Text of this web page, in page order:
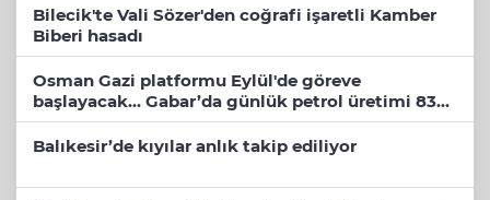
Bilecik'te Vali Sözer'den coğrafi işaretli Kamber
Biberi hasadı
Osman Gazi platformu Eylül'de göreve
başlayacak... Gabar’da günlük petrol üretimi 83
bin 200 varile ulaştı
Balıkesir’de kıyılar anlık takip ediliyor